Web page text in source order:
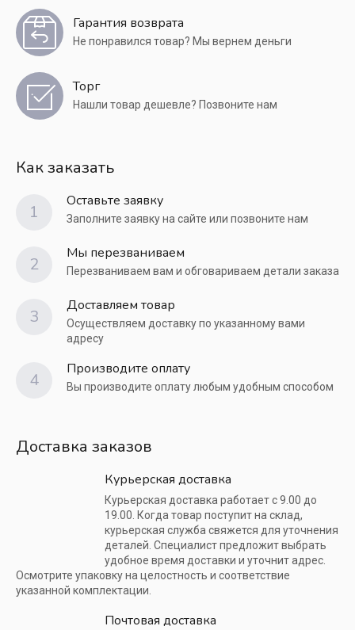
Гарантия возврата
Не понравился товар? Мы вернем деньги
Торг
Нашли товар дешевле? Позвоните нам
Как заказать
1
Оставьте заявку
Заполните заявку на сайте или позвоните нам
2
Мы перезваниваем
Перезваниваем вам и обговариваем детали заказа
3
Доставляем товар
Осуществляем доставку по указанному вами
адресу
4
Производите оплату
Вы производите оплату любым удобным способом
Доставка заказов
Курьерская доставка
Курьерская доставка работает с 9.00 до
19.00. Когда товар поступит на склад,
курьерская служба свяжется для уточнения
деталей. Специалист предложит выбрать
удобное время доставки и уточнит адрес.
Осмотрите упаковку на целостность и соответствие
указанной комплектации.
Почтовая доставка